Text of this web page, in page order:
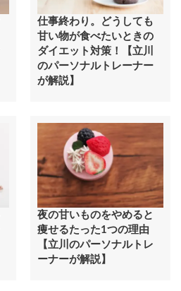
仕事終わり。どうしても
甘い物が食べたいときの
ダイエット対策！【立川
のパーソナルトレーナー
が解説】
夜の甘いものをやめると
痩せるたった1つの理由
【立川のパーソナルトレ
ーナーが解説】